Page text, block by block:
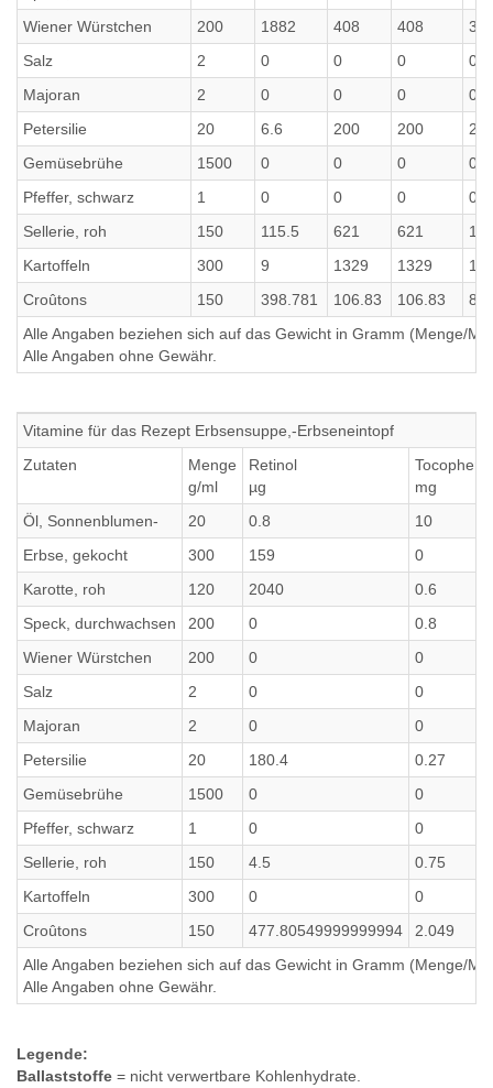
Wiener Würstchen
200 1882 408 408
Salz
2 0 0 0
0
Majoran
2 0 0 0
0
Petersilie
20 6.6 200 200
Gemüsebrühe
1500 0 0 0
0
Pfeffer, schwarz
1 0 0 0
0
Sellerie, roh
150 115.5 621 621
111
Kartoffeln
300 9 1329 1329
Croûtons
150 398.781 106.83 106.83
Alle Angaben beziehen sich auf das Gewicht in Gramm (Menge/
Alle Angaben ohne Gewähr.
Vitamine für das Rezept Erbsensuppe,-Erbseneintopf
Zutaten
Menge
g/ml
Retinol
µg
Tocopherol
mg
Öl, Sonnenblumen-
20 0.8
10
Erbse, gekocht
300 159
0
Karotte, roh
120 2040
0.6
Speck, durchwachsen
200 0
0.8
Wiener Würstchen
200 0
0
Salz
2 0
0
Majoran
2 0
0
Petersilie
20 180.4
0.27
Gemüsebrühe
1500 0
0
Pfeffer, schwarz
1 0
0
Sellerie, roh
150 4.5
0.75
Kartoffeln
300 0
0
Croûtons
150 477.80549999999994
2.049
Alle Angaben beziehen sich auf das Gewicht in Gramm (Menge/
Alle Angaben ohne Gewähr.
Legende:
Ballaststoffe = nicht verwertbare Kohlenhydrate.